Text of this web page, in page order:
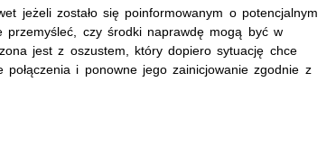
jeżeli zostało się poinformowanym o potencjalnym
przemyśleć, czy środki naprawdę mogą być w
jest z oszustem, który dopiero sytuację chce
i ponowne jego zainicjowanie zgodnie z